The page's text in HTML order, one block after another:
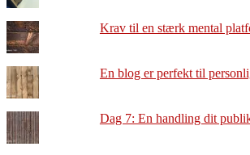
Krav til en stærk mental
En blog er perfekt til
Dag 7: En handling dit